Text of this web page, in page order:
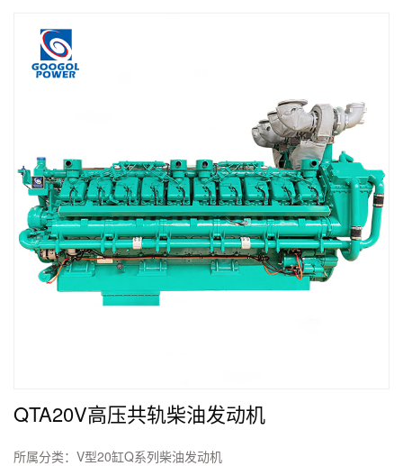
QTA20V高压共轨柴油发动机
所属分类： V型20缸Q系列柴油发动机